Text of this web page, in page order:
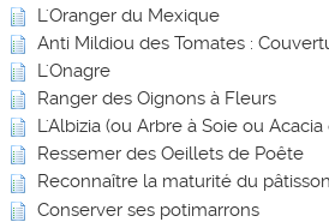
L'Oranger du Mexique
Anti Mildiou des Tomates :
L'Onagre
Ranger des Oignons à Fleurs
L'Albizia (ou Arbre à Soie ou
Ressemer des Oeillets de Poête
Reconnaître la maturité du
Conserver ses potimarrons